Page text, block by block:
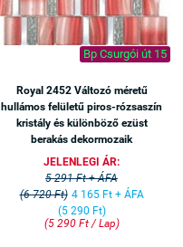
Bp Csurgói út 15
Royal 2452 Változó méretű
hullámos felületű piros-rózsaszín
kristály és különböző ezüst
berakás dekormozaik
JELENLEGI ÁR:
5 291 Ft + ÁFA
(6 720 Ft) 4 165 Ft + ÁFA
(5 290 Ft)
(5 290 Ft / Lap)